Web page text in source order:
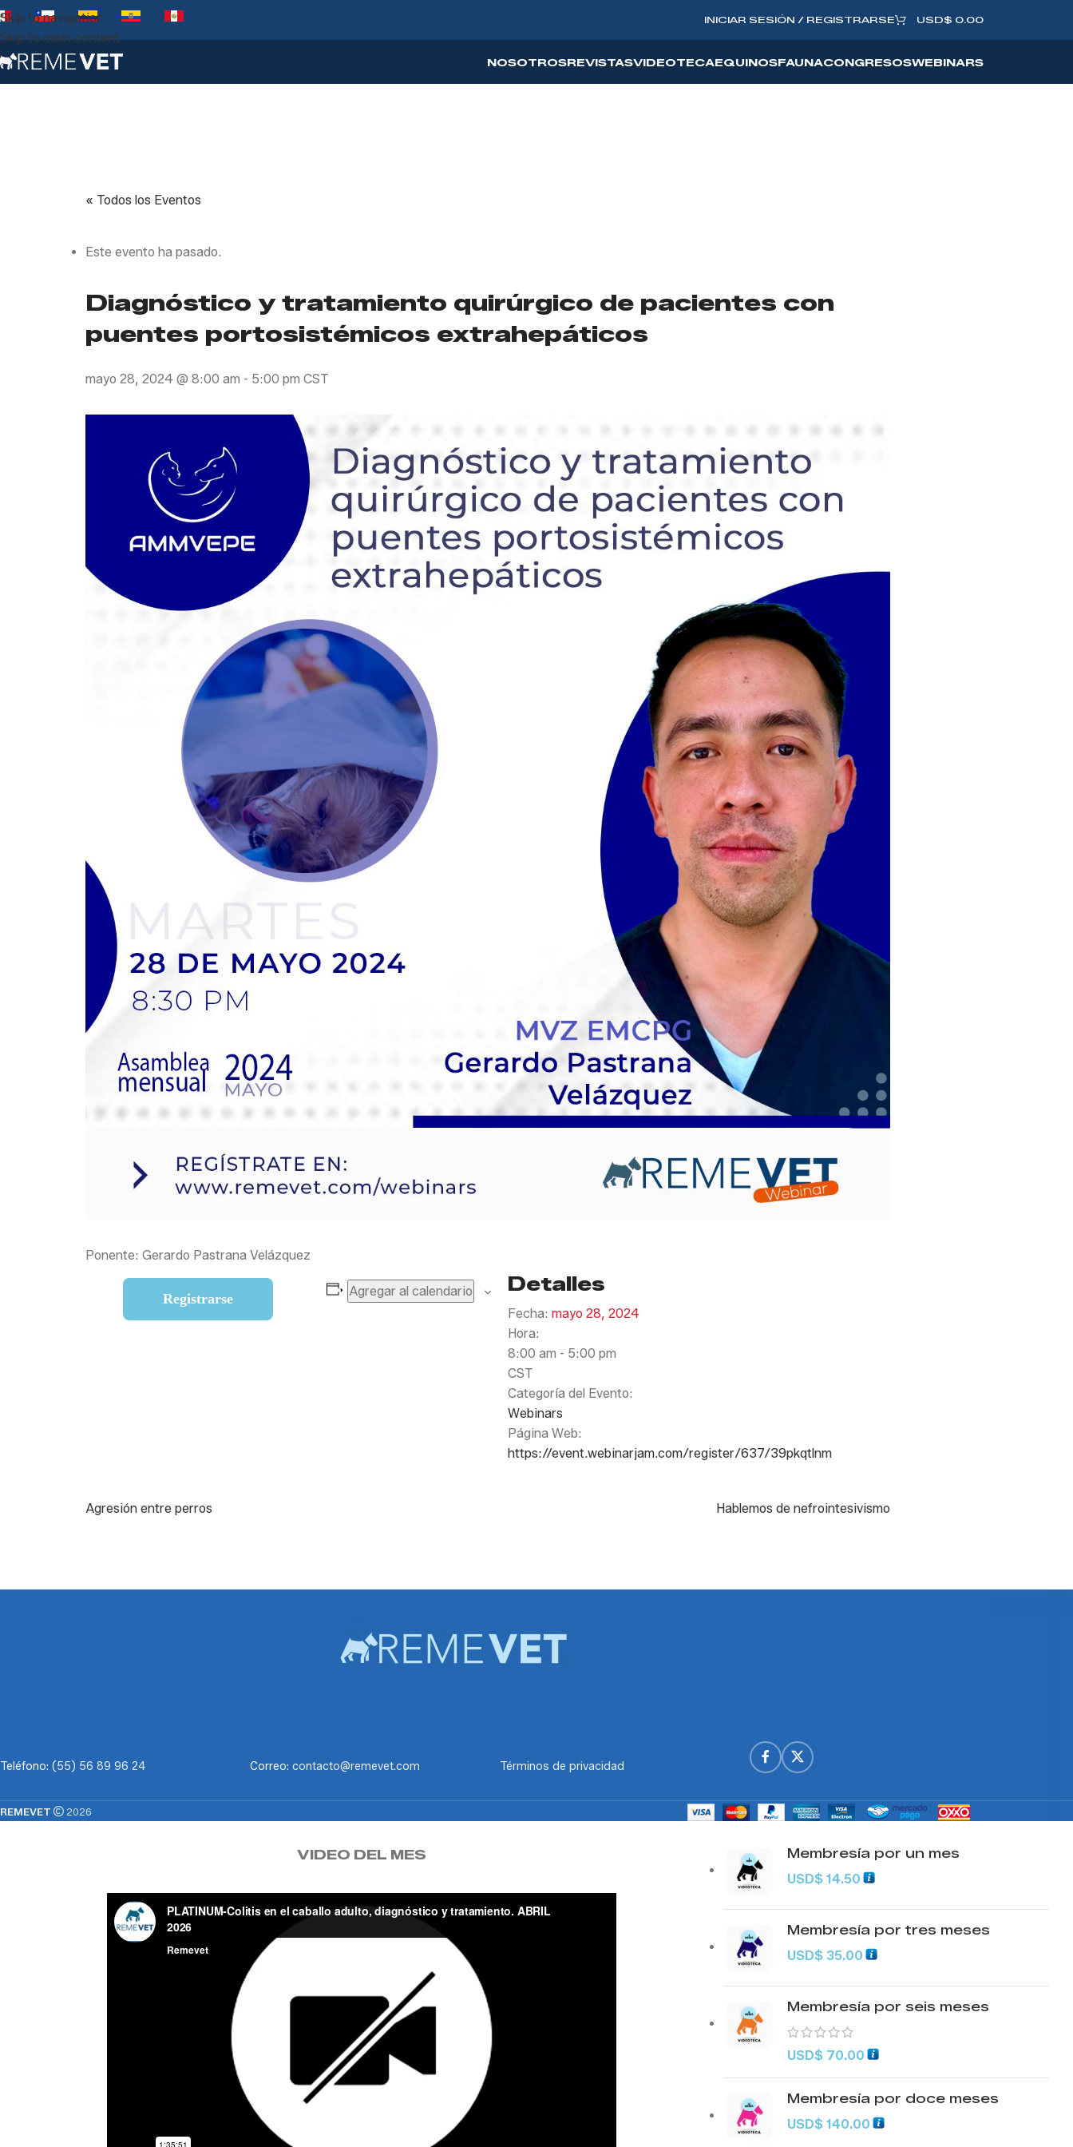
Skip to navigation
Skip to main content
INICIAR SESIÓN / REGISTRARSE USD$ 0.00
NOSOTROSREVISTASVIDEOTECAEQUINOSFAUNACONGRESOSWEBINARS
« Todos los Eventos
Este evento ha pasado.
Diagnóstico y tratamiento quirúrgico de pacientes con
puentes portosistémicos extrahepáticos
mayo 28, 2024 @ 8:00 am - 5:00 pm CST
Ponente: Gerardo Pastrana Velázquez
Registrarse Agregar al calendario Detalles
Fecha: mayo 28, 2024
Hora:
8:00 am - 5:00 pm
CST
Categoría del Evento:
Webinars
Página Web:
https://event.webinarjam.com/register/637/39pkqtlnm
Agresión entre perros Hablemos de nefrointesivismo
Teléfono: (55) 56 89 96 24 Correo: contacto@remevet.com Términos de privacidad
REMEVET 2026
VIDEO DEL MES
Membresía por un mes
USD$ 14.50
Membresía por tres meses
USD$ 35.00
Membresía por seis meses
USD$ 70.00
Membresía por doce meses
USD$ 140.00